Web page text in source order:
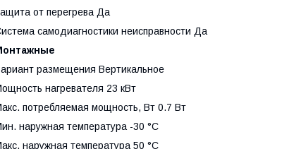
от перегрева Да
самодиагностики неисправности Да
размещения Вертикальное
нагревателя 23 кВт
потребляемая мощность, Вт 0.7 Вт
наружная температура -30 °С
наружная температура 50 °С